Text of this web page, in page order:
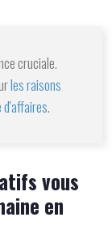
cruciale.
les raisons
.
vous
en